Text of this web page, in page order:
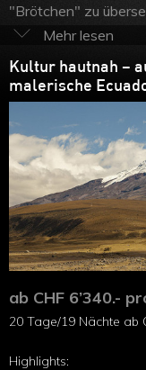
"Brötchen" zu
Mit dem Flugzeug
auf der Suche nach
scheiterten, weil sie
fanden. Das kann
passieren, denn der
Ecuador
Bussen und
kleinsten Vögel auf
Kolibri. Natürlich
Galapagos Reise
Südamerika
unverbindlich weiter!
Kultur hautnah –
malerische
ab CHF 6’340.-
20 Tage/19 Nächte ab
Highlights: